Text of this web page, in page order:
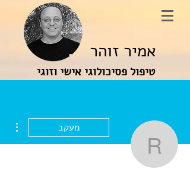
אמיר זוהר
טיפול פסיכולוגי אישי וזוגי
מעקב